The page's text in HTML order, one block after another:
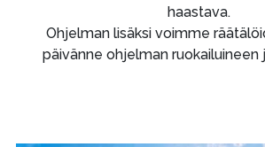
haastava.
Ohjelman lisäksi voimme
päivänne ohjelman ruokailuineen